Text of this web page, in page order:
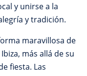
y unirse a la
y tradición.
maravillosa de
más allá de su
fiesta. Las